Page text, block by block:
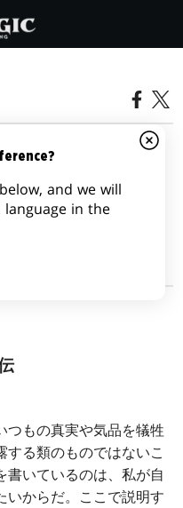
つもの真実や気品を犠牲
る類のものではないこ
書いているのは、私が自
いからだ。ここで説明す
and we will
in the